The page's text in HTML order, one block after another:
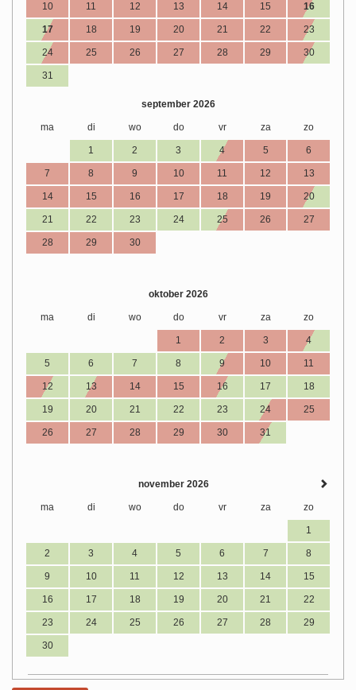
10 11 12 13 14 15 16
17 18 19 20 21 22 23
24 25 26 27 28 29 30
31
september 2026
ma di wo do vr za zo
1 2 3 4 5 6
7 8 9 10 11 12 13
14 15 16 17 18 19 20
21 22 23 24 25 26 27
28 29 30
oktober 2026
ma di wo do vr za zo
1 2 3 4
5 6 7 8 9 10 11
12 13 14 15 16 17 18
19 20 21 22 23 24 25
26 27 28 29 30 31
november 2026
ma di wo do vr za zo
1
2 3 4 5 6 7 8
9 10 11 12 13 14 15
16 17 18 19 20 21 22
23 24 25 26 27 28 29
30